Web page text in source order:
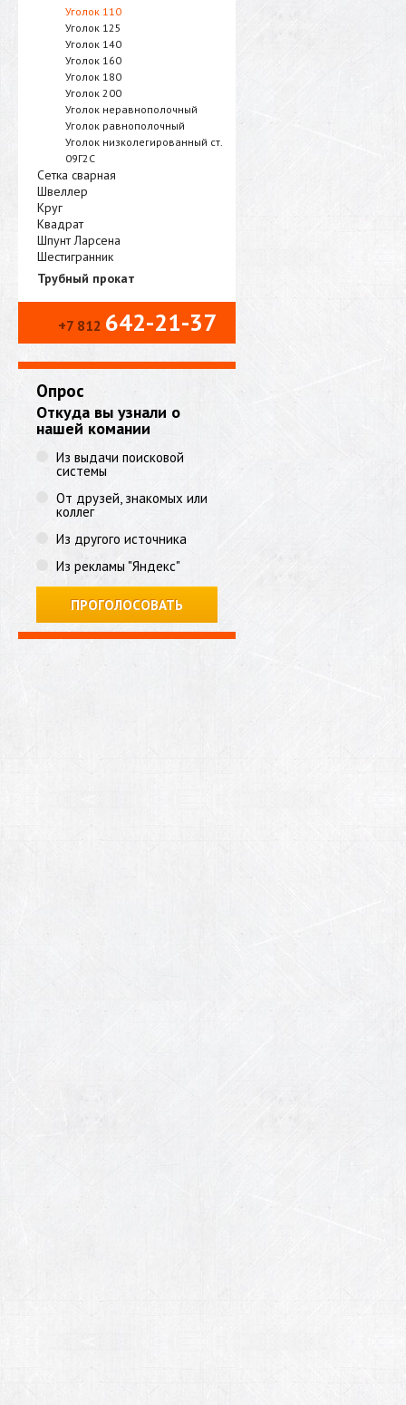
Уголок 110
Уголок 125
Уголок 140
Уголок 160
Уголок 180
Уголок 200
Уголок неравнополочный
Уголок равнополочный
Уголок низколегированный ст.
09Г2С
Сетка сварная
Швеллер
Круг
Квадрат
Шпунт Ларсена
Шестигранник
Трубный прокат
+7 812 642-21-37
Опрос
Откуда вы узнали о
нашей комании
Из выдачи поисковой
системы
От друзей, знакомых или
коллег
Из другого источника
Из рекламы "Яндекс"